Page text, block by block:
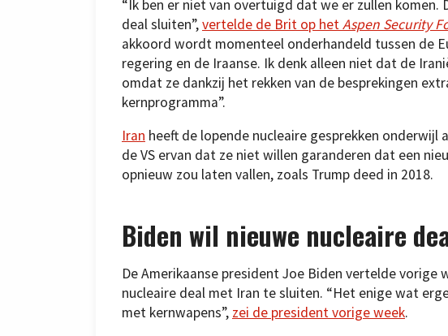
“Ik ben er niet van overtuigd dat we er zullen komen.
deal sluiten”,vertelde de Brit op hetAspen Security
akkoord wordt momenteel onderhandeld tussen de
regering en de Iraanse. Ik denk alleen niet dat de
omdat ze dankzij het rekken van de besprekingen
kernprogramma”.
Iran heeft de lopende nucleaire gesprekken
de VS ervan dat ze niet willen garanderen dat een
opnieuw zou laten vallen, zoals Trump deed in 2018.
Biden wil nieuwe nucleaire
De Amerikaanse president Joe Biden vertelde
nucleaire deal met Iran te sluiten. “Het enige wat
met kernwapens”, zei de president vorige week.